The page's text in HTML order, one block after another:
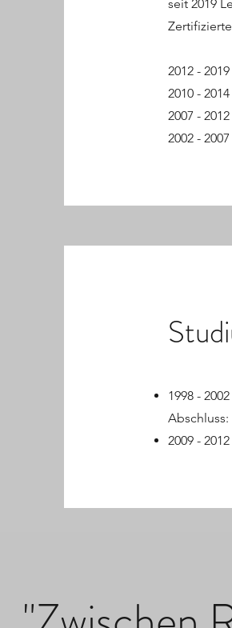
seit 2019
2012 -
2010 -
2007 -
2002 -
1998 -
2009 -